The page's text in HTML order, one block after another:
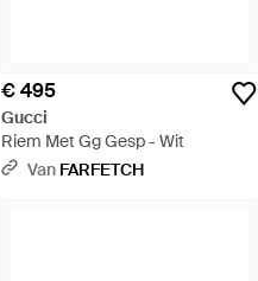
€ 495
Gucci
Riem Met Gg Gesp - Wit
Van FARFETCH